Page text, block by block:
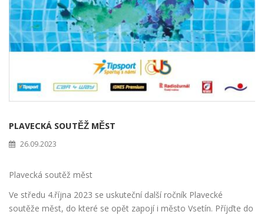
PLAVECKÁ SOUTĚŽ MĚST
26.09.2023
Plavecká soutěž měst
Ve středu 4.října 2023 se uskuteční další ročník Plavecké
soutěže měst, do které se opět zapojí i město Vsetín. Příjďte do